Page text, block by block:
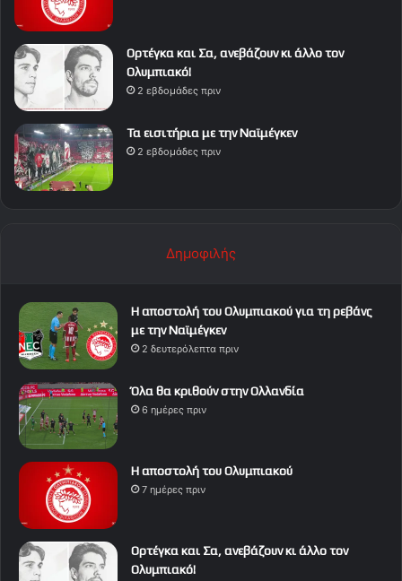
Ορτέγκα και Σα, ανεβάζουν κι άλλο τον
Ολυμπιακό!
2 εβδομάδες πριν
Τα εισιτήρια με την Ναϊμέγκεν
2 εβδομάδες πριν
Δημοφιλής
Η αποστολή του Ολυμπιακού για τη ρεβάνς
με την Ναϊμέγκεν
2 δευτερόλεπτα πριν
Όλα θα κριθούν στην Ολλανδία
6 ημέρες πριν
Η αποστολή του Ολυμπιακού
7 ημέρες πριν
Ορτέγκα και Σα, ανεβάζουν κι άλλο τον
Ολυμπιακό!